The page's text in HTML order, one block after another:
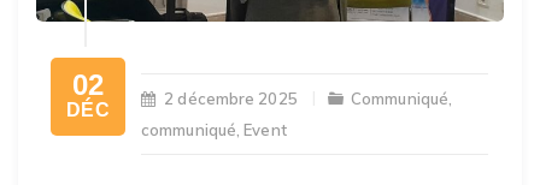
02
DÉC
2 décembre 2025 Communiqué
communiqué ,Event